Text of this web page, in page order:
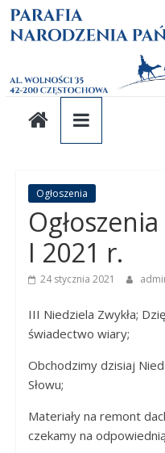
Skip
toParafia
pw.
Parafia
pw.
Narodzenia
Pańskiego
Ogłoszenia
I 2021 r.
24 stycznia 2021
III Niedziela Zwykła;
świadectwo wiary;
Obchodzimy dzisiaj
Słowu;
Materiały na remont
czekamy na